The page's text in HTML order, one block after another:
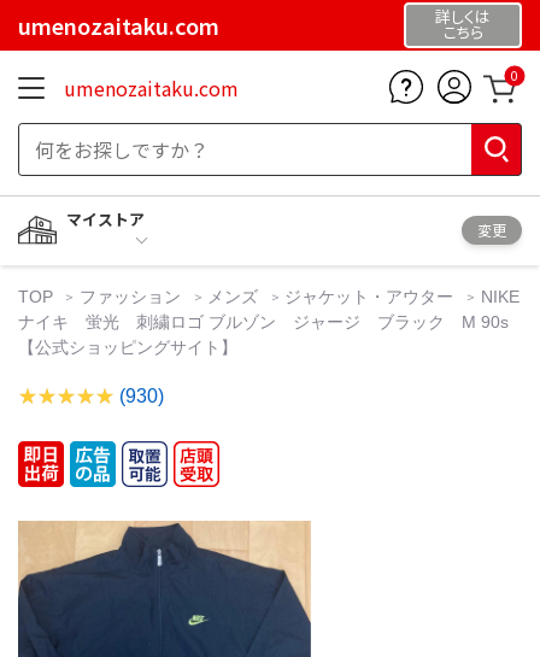
umenozaitaku.com 詳しくは
こちら
umenozaitaku.com 0
マイストア
変更
TOP ファッション メンズ ジャケット・アウター
NIKE
ナイキ 蛍光 刺繍ロゴ ブルゾン ジャージ ブラック M 90s
【公式ショッピングサイト】
(930)